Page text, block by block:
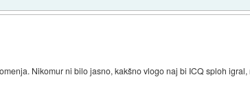
Nikomur ni bilo jasno, kakšno vlogo naj bi ICQ sploh